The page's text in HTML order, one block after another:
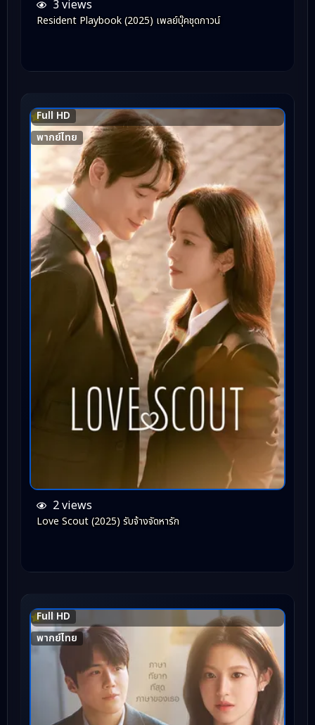
3 views
Resident Playbook (2025) เพลย์บุ๊คชุดกาวน์
Full HD
พากย์ไทย
7.7
2 views
Love Scout (2025) รับจ้างจัดหารัก
Full HD
พากย์ไทย
7.8